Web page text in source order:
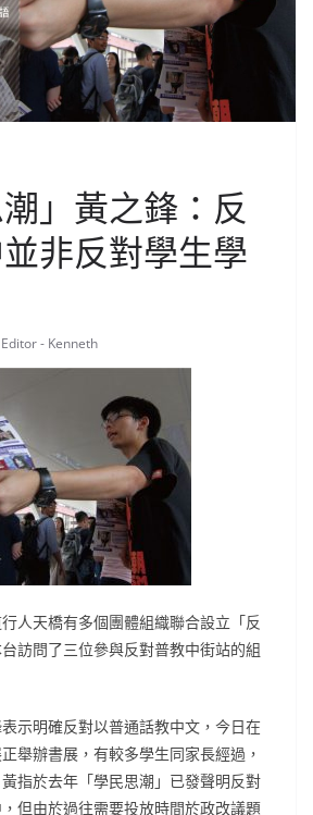
潮」黃之鋒：反
非反對學生學
- Kenneth
人天橋有多個團體組織聯合設立「反
訪問了三位參與反對普教中街站的組
表示明確反對以普通話教中文，今日在
舉辦書展，有較多學生同家長經過，
指於去年「學民思潮」已發聲明反對
但由於過往需要投放時間於政改議題